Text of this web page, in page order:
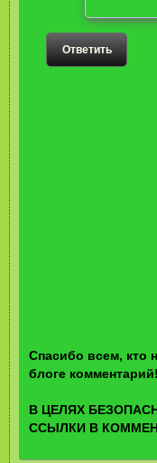
Ответить
Спасибо всем, кто
блоге комментарий!
В ЦЕЛЯХ
ССЫЛКИ В